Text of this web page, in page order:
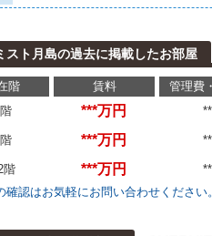
スト月島の過去に掲載したお部屋
階 賃料 管理費
***万円
***万円
階 ***万円
確認はお気軽にお問い合わせください。